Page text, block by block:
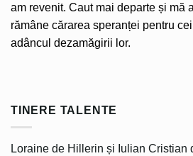
am revenit. Caut mai departe și mă
rămâne cărarea speranței pentru
adâncul dezamăgirii lor.
TINERE TALENTE
Loraine de Hillerin și Iulian Cristian